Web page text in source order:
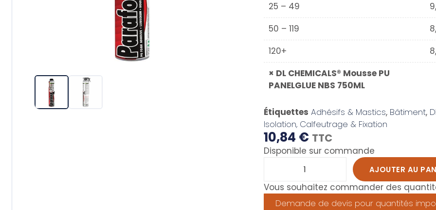
25 – 49
50 – 119
120+
× DL CHEMICALS® Mousse PU
PANELGLUE NBS 750ML
Étiquettes Adhésifs & Mastics, Bâtiment,
Isolation, Calfeutrage & Fixation
10,84 € TTC
Disponible sur commande
AJOUTER AU
Vous souhaitez commander des
Demande de devis pour quantités